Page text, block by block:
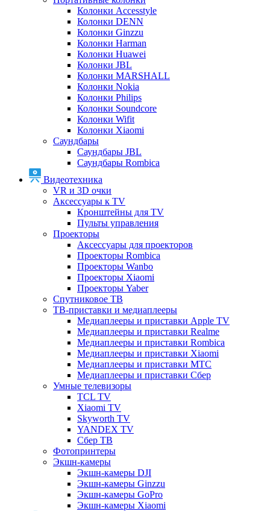
Колонки Accesstyle
Колонки DENN
Колонки Ginzzu
Колонки Harman
Колонки Huawei
Колонки JBL
Колонки MARSHALL
Колонки Nokia
Колонки Philips
Колонки Soundcore
Колонки Wifit
Колонки Xiaomi
Саундбары
Саундбары JBL
Саундбары Rombica
Видеотехника
VR и 3D очки
Аксессуары к TV
Кронштейны для TV
Пульты управления
Проекторы
Аксессуары для проекторов
Проекторы Rombica
Проекторы Wanbo
Проекторы Xiaomi
Проекторы Yaber
Спутниковое ТВ
ТВ-приставки и медиаплееры
Медиаплееры и приставки Apple TV
Медиаплееры и приставки Realme
Медиаплееры и приставки Rombica
Медиаплееры и приставки Xiaomi
Медиаплееры и приставки МТС
Медиаплееры и приставки Сбер
Умные телевизоры
TCL TV
Xiaomi TV
Skyworth TV
YANDEX TV
Сбер ТВ
Фотопринтеры
Экшн-камеры
Экшн-камеры DJI
Экшн-камеры Ginzzu
Экшн-камеры GoPro
Экшн-камеры Xiaomi